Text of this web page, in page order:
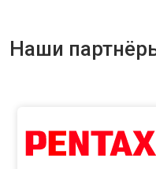
Наши